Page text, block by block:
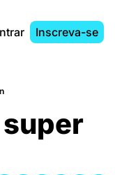
Inscreva-se